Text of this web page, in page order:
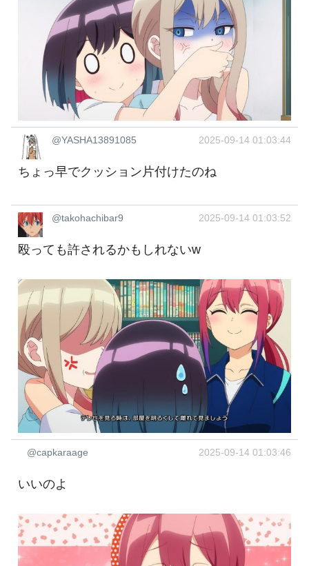
@YASHA13891085 2025-09-14 01:03:44
ちょっ早でクッション片付けたのね
@takohachibar9 2025-09-14 01:03:52
殴っても許されるかもしれないw
@capkaraage 2025-09-14 01:03:46
いいのよ